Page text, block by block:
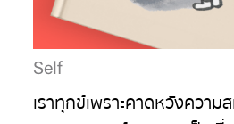
Self
เราทุกข์เพราะคาดหวังควา